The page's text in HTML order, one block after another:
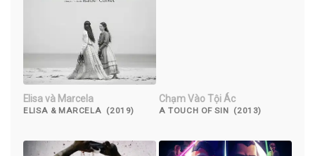
Elisa và Marcela
ELISA & MARCELA (2019)
Chạm Vào Tội Ác
A TOUCH OF SIN (2013)